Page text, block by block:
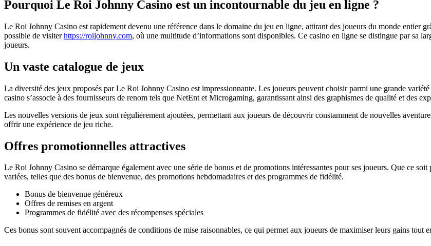
Pourquoi Le Roi Johnny Casino est un incontournable du jeu en ligne ?
Le Roi Johnny Casino est rapidement devenu une référence dans le domaine du jeu en ligne, attirant des joueurs du monde entier
possible de visiterhttps://roijohnny.com, où une multitude d’informations sont disponibles. Ce casino en ligne se distingue par sa
joueurs.
Un vaste catalogue de jeux
La diversité des jeux proposés par Le Roi Johnny Casino est impressionnante. Les joueurs peuvent choisir parmi une grande
casino s’associe à des fournisseurs de renom tels que NetEnt et Microgaming, garantissant ainsi des graphismes de qualité et des
Les nouvelles versions de jeux sont régulièrement ajoutées, permettant aux joueurs de découvrir constamment de nouvelles
offrir une expérience de jeu riche.
Offres promotionnelles attractives
Le Roi Johnny Casino se démarque également avec une série de bonus et de promotions intéressantes pour ses joueurs. Que ce
variées, telles que des bonus de bienvenue, des promotions hebdomadaires et des programmes de fidélité.
Bonus de bienvenue généreux
Offres de remises en argent
Programmes de fidélité avec des récompenses spéciales
Ces bonus sont souvent accompagnés de conditions de mise raisonnables, ce qui permet aux joueurs de maximiser leurs gains tout